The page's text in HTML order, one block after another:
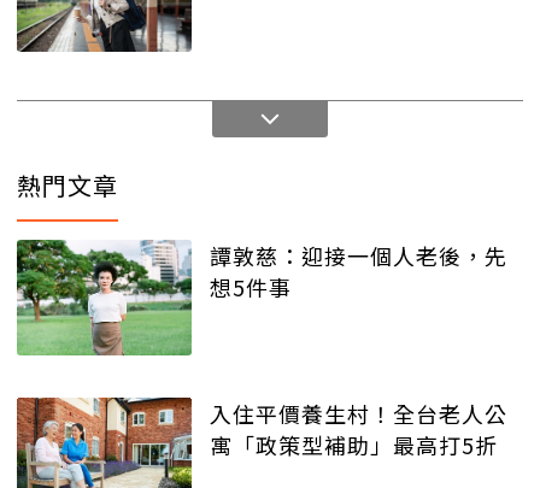
熱門文章
譚敦慈：迎接一個人老後，先
想5件事
入住平價養生村！全台老人公
寓「政策型補助」最高打5折